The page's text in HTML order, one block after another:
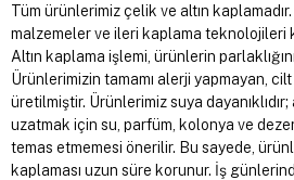
Tüm ürünlerimiz çelik ve altın
malzemeler ve ileri kaplama teknolojileri
Altın kaplama işlemi, ürünlerin parlaklığını
Ürünlerimizin tamamı alerji yapmayan,
üretilmiştir. Ürünlerimiz suya
uzatmak için su, parfüm, kolonya ve
temas etmemesi önerilir. Bu sayede,
kaplaması uzun süre korunur. İş